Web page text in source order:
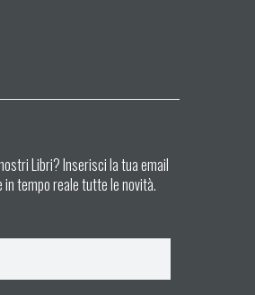
Libri? Inserisci la tua email
in tempo reale tutte le novità.